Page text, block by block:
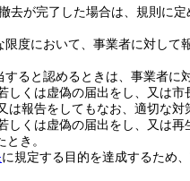
去が完了した場合は、規則に
度において、事業者に対して
すると認めるときは、事業者に
しくは虚偽の届出をし、又は市
は報告をしてもなお、適切な対
しくは虚偽の届出をし、又は
き。
に規定する目的を達成するため